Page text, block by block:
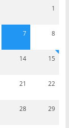
1
7 8
14 15
21 22
28 29